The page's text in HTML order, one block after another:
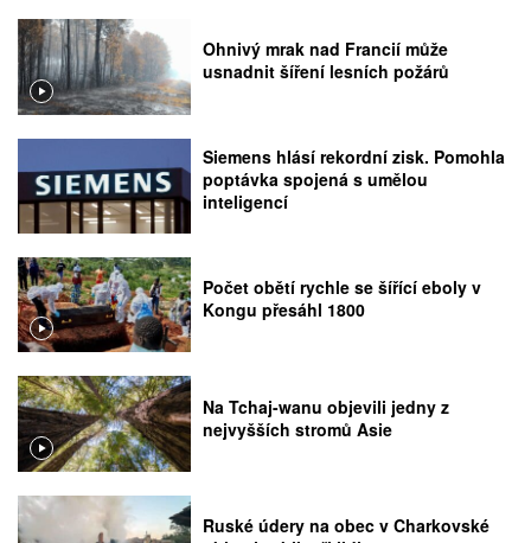
Ohnivý mrak nad Francií může
usnadnit šíření lesních požárů
Siemens hlásí rekordní zisk. Pomohla
poptávka spojená s umělou
inteligencí
Počet obětí rychle se šířící eboly v
Kongu přesáhl 1800
Na Tchaj-wanu objevili jedny z
nejvyšších stromů Asie
Ruské údery na obec v Charkovské